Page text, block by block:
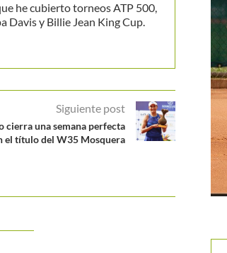
he cubierto torneos ATP 500,
Davis y Billie Jean King Cup.
Siguiente post
cierra una semana perfecta
el título del W35 Mosquera